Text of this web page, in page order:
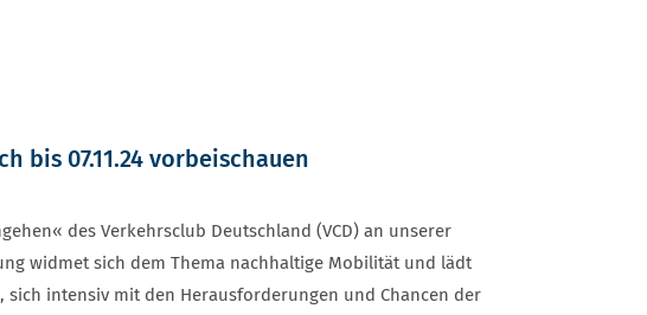
bis 07.11.24 vorbeischauen
des Verkehrsclub Deutschland (VCD) an unserer
widmet sich dem Thema nachhaltige Mobilität und lädt
intensiv mit den Herausforderungen und Chancen der